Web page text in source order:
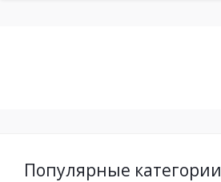
Популярные категории